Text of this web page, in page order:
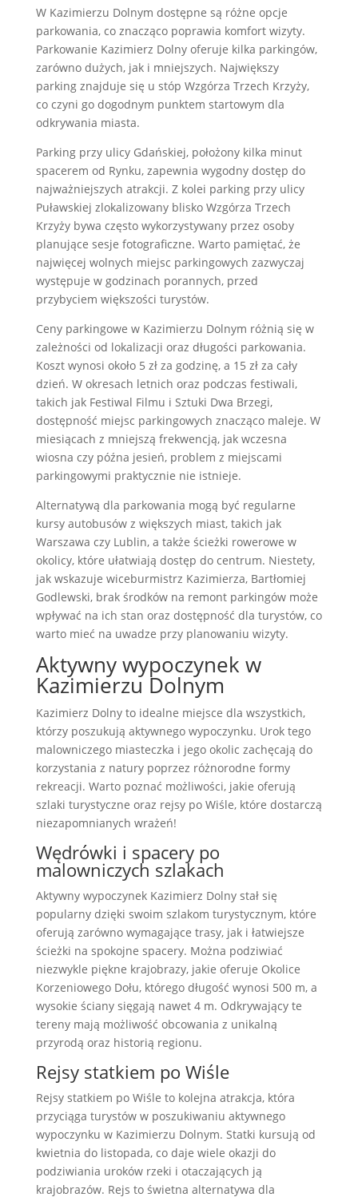
W Kazimierzu Dolnym dostępne są różne opcje
parkowania, co znacząco poprawia komfort wizyty.
Parkowanie Kazimierz Dolny oferuje kilka parkingów,
zarówno dużych, jak i mniejszych. Największy
parking znajduje się u stóp Wzgórza Trzech Krzyży,
co czyni go dogodnym punktem startowym dla
odkrywania miasta.
Parking przy ulicy Gdańskiej, położony kilka minut
spacerem od Rynku, zapewnia wygodny dostęp do
najważniejszych atrakcji. Z kolei parking przy ulicy
Puławskiej zlokalizowany blisko Wzgórza Trzech
Krzyży bywa często wykorzystywany przez osoby
planujące sesje fotograficzne. Warto pamiętać, że
najwięcej wolnych miejsc parkingowych zazwyczaj
występuje w godzinach porannych, przed
przybyciem większości turystów.
Ceny parkingowe w Kazimierzu Dolnym różnią się w
zależności od lokalizacji oraz długości parkowania.
Koszt wynosi około 5 zł za godzinę, a 15 zł za cały
dzień. W okresach letnich oraz podczas festiwali,
takich jak Festiwal Filmu i Sztuki Dwa Brzegi,
dostępność miejsc parkingowych znacząco maleje. W
miesiącach z mniejszą frekwencją, jak wczesna
wiosna czy późna jesień, problem z miejscami
parkingowymi praktycznie nie istnieje.
Alternatywą dla parkowania mogą być regularne
kursy autobusów z większych miast, takich jak
Warszawa czy Lublin, a także ścieżki rowerowe w
okolicy, które ułatwiają dostęp do centrum. Niestety,
jak wskazuje wiceburmistrz Kazimierza, Bartłomiej
Godlewski, brak środków na remont parkingów może
wpływać na ich stan oraz dostępność dla turystów, co
warto mieć na uwadze przy planowaniu wizyty.
Aktywny wypoczynek w
Kazimierzu Dolnym
Kazimierz Dolny to idealne miejsce dla wszystkich,
którzy poszukują aktywnego wypoczynku. Urok tego
malowniczego miasteczka i jego okolic zachęcają do
korzystania z natury poprzez różnorodne formy
rekreacji. Warto poznać możliwości, jakie oferują
szlaki turystyczne oraz rejsy po Wiśle, które dostarczą
niezapomnianych wrażeń!
Wędrówki i spacery po
malowniczych szlakach
Aktywny wypoczynek Kazimierz Dolny stał się
popularny dzięki swoim szlakom turystycznym, które
oferują zarówno wymagające trasy, jak i łatwiejsze
ścieżki na spokojne spacery. Można podziwiać
niezwykle piękne krajobrazy, jakie oferuje Okolice
Korzeniowego Dołu, którego długość wynosi 500 m, a
wysokie ściany sięgają nawet 4 m. Odkrywający te
tereny mają możliwość obcowania z unikalną
przyrodą oraz historią regionu.
Rejsy statkiem po Wiśle
Rejsy statkiem po Wiśle to kolejna atrakcja, która
przyciąga turystów w poszukiwaniu aktywnego
wypoczynku w Kazimierzu Dolnym. Statki kursują od
kwietnia do listopada, co daje wiele okazji do
podziwiania uroków rzeki i otaczających ją
krajobrazów. Rejs to świetna alternatywa dla